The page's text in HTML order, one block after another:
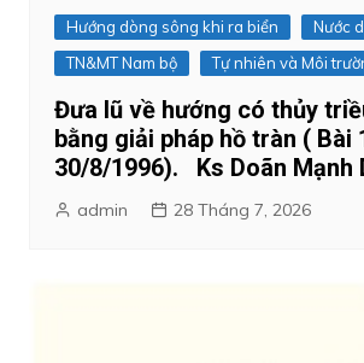
Hướng dòng sông khi ra biển
Nước
TN&MT Nam bộ
Tự nhiên và Môi
Đưa lũ về hướng có thủy
bằng giải pháp hồ tràn ( Bài
30/8/1996). Ks Doãn Mạnh
admin 28 Tháng 7, 2026